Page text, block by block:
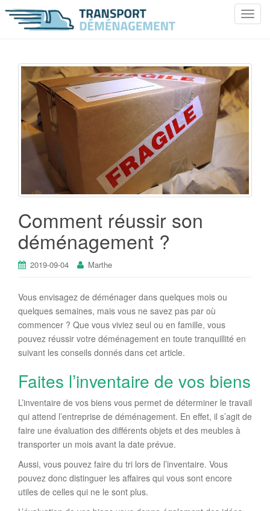
T
l
e
n
a
t
i
Comment réussir son
déménagement ?
2019-09-04 Marthe
Vous envisagez de déménager dans quelques mois ou
quelques semaines, mais vous ne savez pas par où
commencer ? Que vous viviez seul ou en famille, vous
pouvez réussir votre déménagement en toute tranquillité en
suivant les conseils donnés dans cet article.
Faites l’inventaire de vos biens
L’inventaire de vos biens vous permet de déterminer le travail
qui attend l’entreprise de déménagement. En effet, il s’agit de
faire une évaluation des différents objets et des meubles à
transporter un mois avant la date prévue.
Aussi, vous pouvez faire du tri lors de l’inventaire. Vous
pouvez donc distinguer les affaires qui vous sont encore
utiles de celles qui ne le sont plus.